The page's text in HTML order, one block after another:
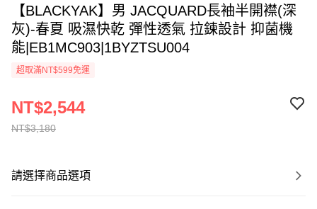
【BLACKYAK】男 JACQUARD長袖半開襟(深
灰)-春夏 吸濕快乾 彈性透氣 拉鍊設計 抑菌機
能|EB1MC903|1BYZTSU004
超取滿NT$599免運
NT$3,180
NT$2,544
請選擇商品選項